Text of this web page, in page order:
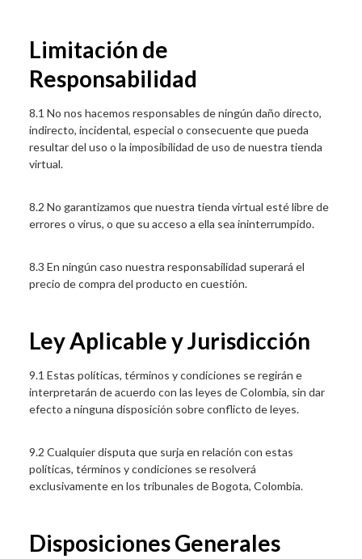
Limitación de
Responsabilidad
8.1 No nos hacemos responsables de ningún daño directo,
indirecto, incidental, especial o consecuente que pueda
resultar del uso o la imposibilidad de uso de nuestra tienda
virtual.
8.2 No garantizamos que nuestra tienda virtual esté libre de
errores o virus, o que su acceso a ella sea ininterrumpido.
8.3 En ningún caso nuestra responsabilidad superará el
precio de compra del producto en cuestión.
Ley Aplicable y Jurisdicción
9.1 Estas políticas, términos y condiciones se regirán e
interpretarán de acuerdo con las leyes de Colombia, sin dar
efecto a ninguna disposición sobre conflicto de leyes.
9.2 Cualquier disputa que surja en relación con estas
políticas, términos y condiciones se resolverá
exclusivamente en los tribunales de Bogota, Colombia.
Disposiciones Generales